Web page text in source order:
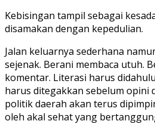
Kebisingan tampil sebagai
disamakan dengan kepedulian.
Jalan keluarnya sederhana
sejenak. Berani membaca utuh.
komentar. Literasi harus
harus ditegakkan sebelum opini
politik daerah akan terus
oleh akal sehat yang